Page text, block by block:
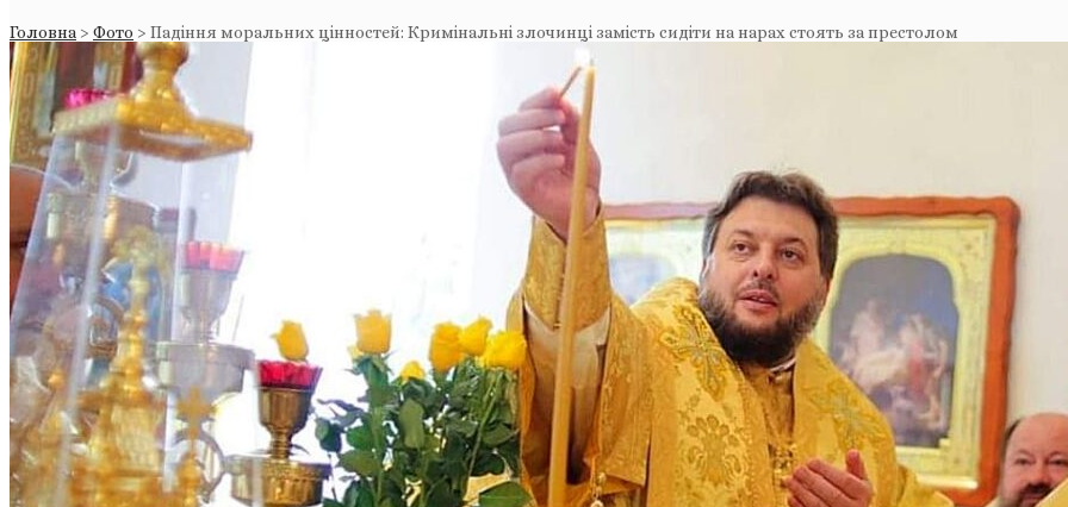
Головна > Фото > Падіння моральних цінностей: Кримінальні злочинці замість сидіти на нарах стоять за престолом